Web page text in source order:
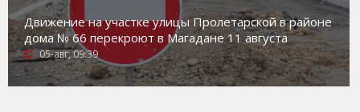
Движение на участке улицы Пролетарской в районе
дома № 66 перекроют в Магадане 11 августа
05-авг, 09:39